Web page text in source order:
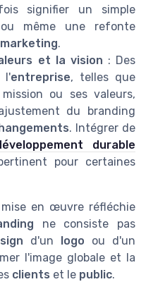
signifier un simple
même une refonte
.
et la vision : Des
l'entreprise, telles que
ou ses valeurs,
du branding
. Intégrer de
durable
pour certaines
en œuvre réfléchie
ne consiste pas
d'un logo ou d'un
l'image globale et la
clients et le public.